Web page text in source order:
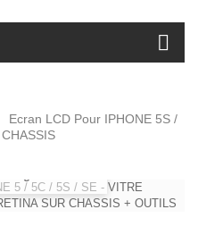
Ecran LCD Pour IPHONE 5S /